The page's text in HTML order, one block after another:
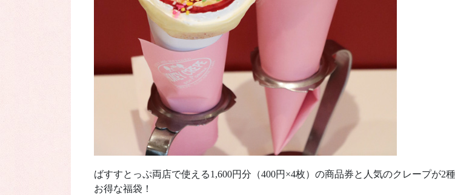
ばすすとっぷ両店で使える1,600円分（400円×4枚）の商品券と人気のクレープが2
お得な福袋！